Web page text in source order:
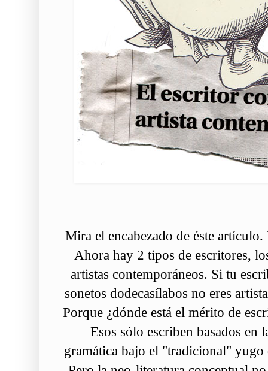
Mira el encabezado de éste
Ahora hay 2 tipos de escritores,
artistas contemporáneos. Si tu
sonetos dodecasílabos no eres
Porque ¿dónde está el mérito de
Esos sólo escriben basados en
gramática bajo el "tradicional" yugo